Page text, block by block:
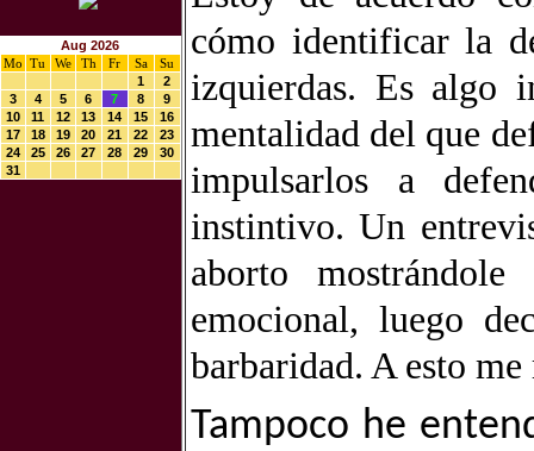
Aug 2026
Mo
Tu We Th Fr Sa
Su
1
2
3
4 5 6 7 8
9
10
11 12 13 14 15
16
17
18 19 20 21 22
23
24
25 26 27 28 29
30
31
cómo identificar la
izquierdas. Es algo
mentalidad del que
impulsarlos a
instintivo. Un
aborto
emocional, luego
barbaridad. A esto
Tampoco he